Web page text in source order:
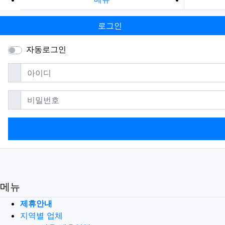
로그인
자동로그인
아이디필수
비밀번호필수
메뉴
제휴안내
지역별 업체